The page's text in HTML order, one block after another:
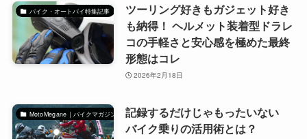
バイク・オートバイ特集記事
ツーリング好きもガジェット好き
も納得！ ヘルメット装着型ドラレ
コの手軽さと安心感を極めた最終
形態はコレ
2026年2月18日
MotoMegane｜バイクマガジン
記録するだけじゃもったいない
バイク乗りの活用術とは？